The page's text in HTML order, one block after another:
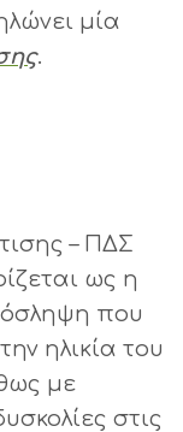
μία
.
– ΠΔΣ
ως η
που
ηλικία του
με
στις